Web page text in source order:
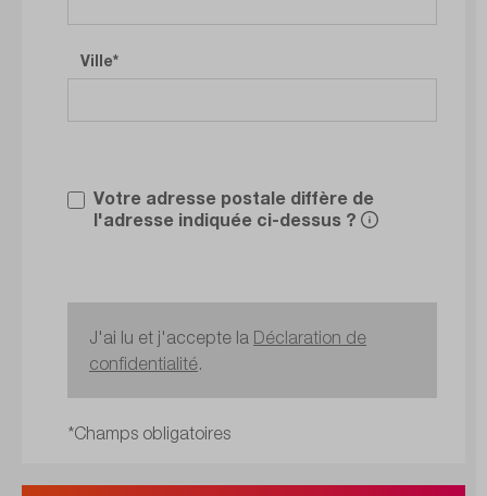
Ville
Votre adresse postale diffère de
l'adresse indiquée ci-dessus ?
J'ai lu et j'accepte la Déclaration de
confidentialité.
*Champs obligatoires